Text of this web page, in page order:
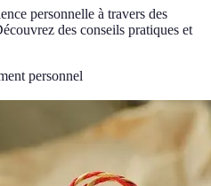
personnelle à travers des
des conseils pratiques et
personnel